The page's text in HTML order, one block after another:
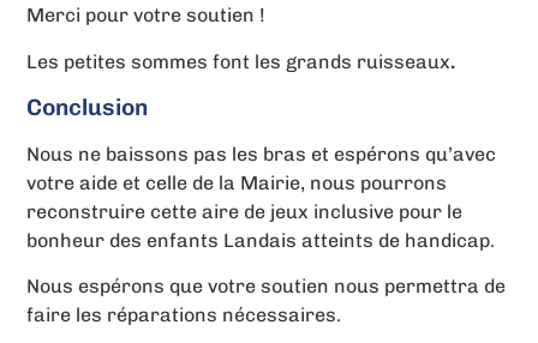
Merci pour votre soutien !
Les petites sommes font les grands ruisseaux.
Conclusion
Nous ne baissons pas les bras et espérons qu’avec
votre aide et celle de la Mairie, nous pourrons
reconstruire cette aire de jeux inclusive pour le
bonheur des enfants Landais atteints de handicap.
Nous espérons que votre soutien nous permettra de
faire les réparations nécessaires.